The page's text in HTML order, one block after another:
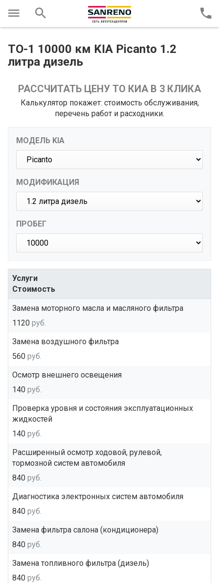
ТО-1 10000 км KIA Picanto 1.2
литра дизель
РАССЧИТАТЬ ЦЕНУ ТО КИА В 3 КЛИКА
Калькулятор покажет: стоимость обслуживания,
перечень работ и расходники.
МОДЕЛЬ KIA
МОДИФИКАЦИЯ
ПРОБЕГ
Услуги
Стоимость
Замена моторного масла и масляного фильтра
1120 руб.
Замена воздушного фильтра
560 руб.
Осмотр внешнего освещения
140 руб.
Проверка уровня и состояния эксплуатационных
жидкостей
140 руб.
Расширенный осмотр ходовой, рулевой,
тормозной систем автомобиля
840 руб.
Диагностика электронных систем автомобиля
840 руб.
Замена фильтра салона (кондиционера)
840 руб.
Замена топливного фильтра (дизель)
840 руб.